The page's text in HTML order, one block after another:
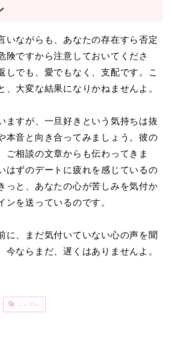
いながらも、あなたの存在すら否定
険ですから注意しておいてくださ
しでも、愛でもなく、支配です。こ
、大変な結果になりかねませんよ。
ますが、一旦好きという気持ちは抜
本音と向き合ってみましょう。彼の
ご相談の文章からも伝わってきま
はずのデートに疲れを感じているの
と、あなたの心が苦しみを気付か
ンを送っているのです。
に、まだ気付いていない心の声を聞
今ならまだ、遅くはありませんよ。
ツンデレ